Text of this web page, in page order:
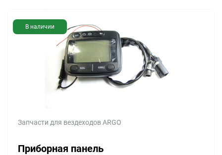
В наличии
Запчасти для вездеходов ARGO
Приборная панель